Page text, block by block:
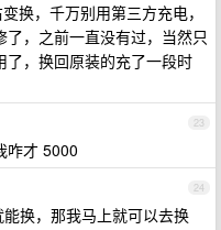
换，千万别用第三方充电，
，之前一直没有过，当然只
，换回原装的充了一段时
23
咋才 5000
24
换，那我马上就可以去换